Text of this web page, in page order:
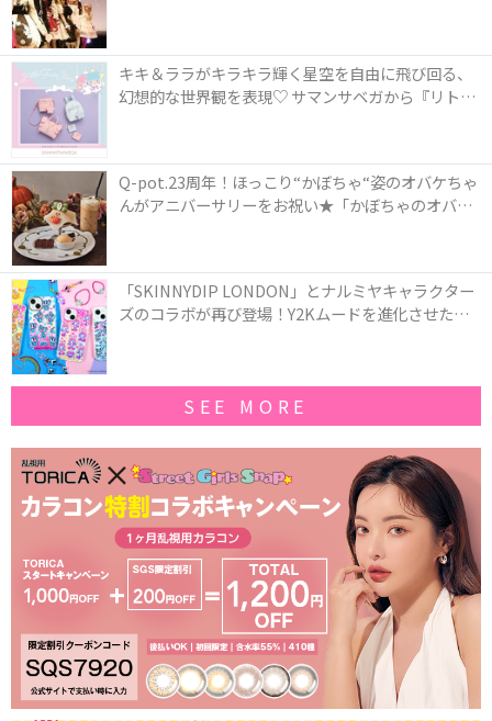
キキ＆ララがキラキラ輝く星空を自由に飛び回る、
幻想的な世界観を表現♡ サマンサベガから『リトル
Q-pot.23周年！ほっこり“かぼちゃ“姿のオバケちゃ
んがアニバーサリーをお祝い★「かぼちゃのオバケ
「SKINNYDIP LONDON」とナルミヤキャラクター
ズのコラボが再び登場！Y2Kムードを進化させた新
SEE MORE